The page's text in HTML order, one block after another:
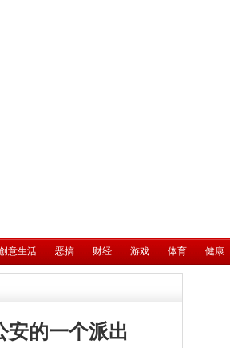
意生活 恶搞 财经 游戏 体育 健康
安的一个派出